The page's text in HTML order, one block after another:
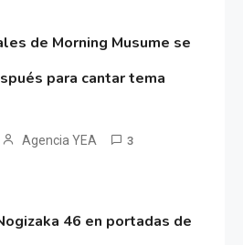
de Morning Musume se
para cantar tema
Agencia YEA 3
46 en portadas de